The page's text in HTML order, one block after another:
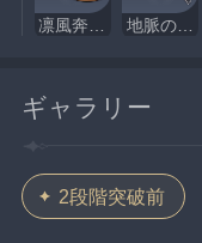
凛風奔狼の乳歯 地脈の旧枝
ギャラリー
2段階突破前